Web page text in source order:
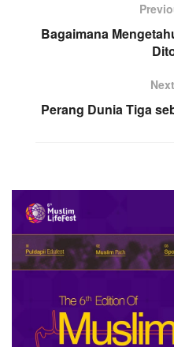
Bagaimana
Perang Dunia Tiga